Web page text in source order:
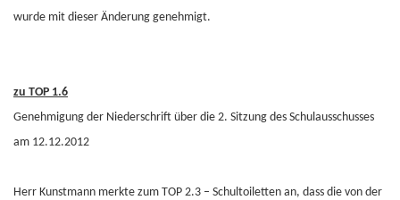
wurde mit dieser Änderung genehmigt.
zu TOP 1.6
Genehmigung der Niederschrift über die 2. Sitzung des Schulausschusses
am 12.12.2012
Herr Kunstmann merkte zum TOP 2.3 – Schultoiletten an, dass die von der